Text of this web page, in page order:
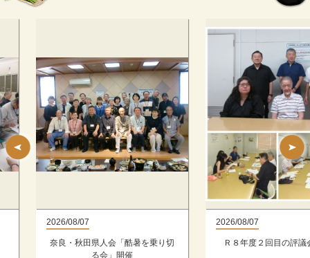
2026/08/07
奈良・秋田県人会「酷暑を乗り切
る会」開催
2026/08/07
Ｒ８年度２回目の評議